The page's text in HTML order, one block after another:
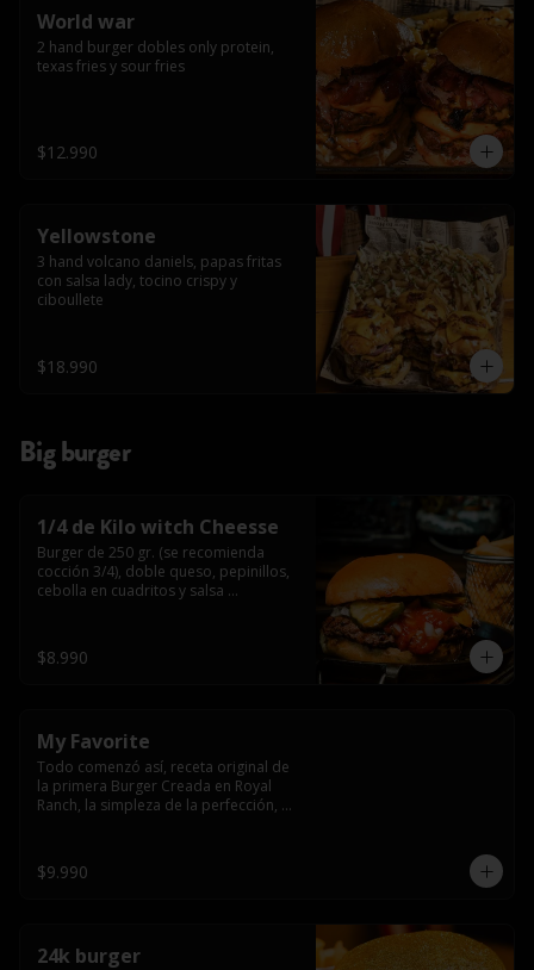
World war
2 hand burger dobles only protein,
texas fries y sour fries
$12.990
Yellowstone
3 hand volcano daniels, papas fritas
con salsa lady, tocino crispy y
ciboullete
$18.990
Big burger
1/4 de Kilo witch Cheesse
Burger de 250 gr. (se recomienda
cocción 3/4), doble queso, pepinillos,
cebolla en cuadritos y salsa
$8.990
My Favorite
Todo comenzó así, receta original de
la primera Burger Creada en Royal
Ranch, la simpleza de la perfección,
queso cheddar
$9.990
24k burger